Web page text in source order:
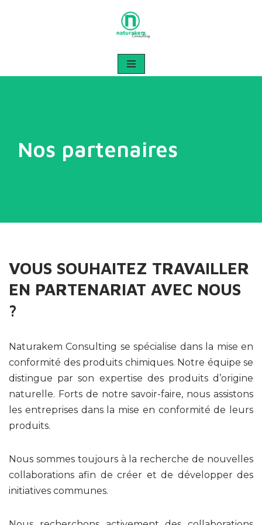
Nos partenaires
VOUS SOUHAITEZ TRAVAILLER
EN PARTENARIAT AVEC NOUS
?
Naturakem Consulting se spécialise dans la mise en
conformité des produits chimiques. Notre équipe se
distingue par son expertise des produits d’origine
naturelle. Forts de notre savoir-faire, nous assistons
les entreprises dans la mise en conformité de leurs
produits.
Nous sommes toujours à la recherche de nouvelles
collaborations afin de créer et de développer des
initiatives communes.